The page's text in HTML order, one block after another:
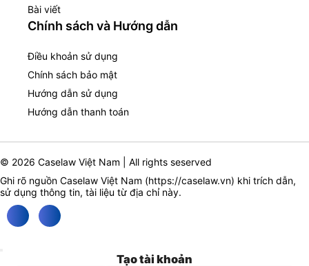
Bài viết
Chính sách và Hướng dẫn
Điều khoản sử dụng
Chính sách bảo mật
Hướng dẫn sử dụng
Hướng dẫn thanh toán
© 2026 Caselaw Việt Nam | All rights seserved
Ghi rõ nguồn Caselaw Việt Nam (https://caselaw.vn) khi trích dẫn,
sử dụng thông tin, tài liệu từ địa chỉ này.
Tạo tài khoản